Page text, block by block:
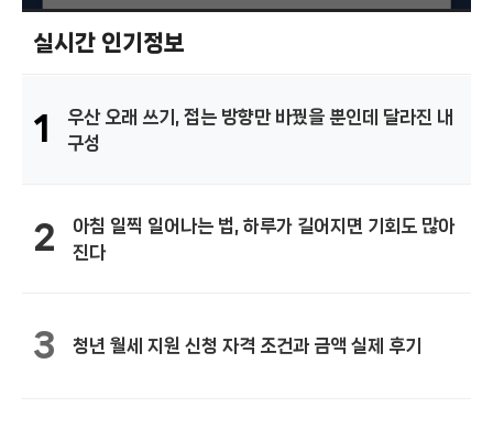
실시간 인기정보
1
우산 오래 쓰기, 접는 방향만 바꿨을 뿐인데 달라진 내
구성
2
아침 일찍 일어나는 법, 하루가 길어지면 기회도 많아
진다
3 청년 월세 지원 신청 자격 조건과 금액 실제 후기